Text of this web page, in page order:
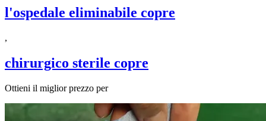
l'ospedale eliminabile copre
,
chirurgico sterile copre
Ottieni il miglior prezzo per